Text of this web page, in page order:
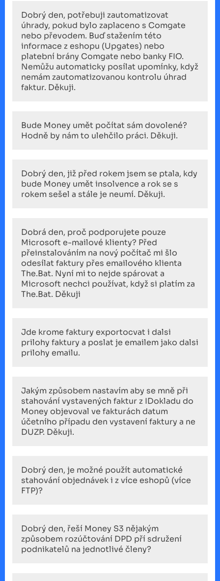
Dobrý den, potřebuji zautomatizovat
úhrady, pokud bylo zaplaceno s Comgate
nebo převodem. Buď stažením této
informace z eshopu (Upgates) nebo
platební brány Comgate nebo banky FIO.
Nemůžu automaticky posílat upomínky, když
nemám zautomatizovanou kontrolu úhrad
faktur. Děkuji.
Bude Money umět počítat sám dovolené?
Hodně by nám to ulehčilo práci. Děkuji.
Dobrý den, již před rokem jsem se ptala, kdy
bude Money umět insolvence a rok se s
rokem sešel a stále je neumí. Děkuji.
Dobrá den, proč podporujete pouze
Microsoft e-mailové klienty? Před
přeinstalováním na nový počítač mi šlo
odesílat faktury přes emailového klienta
The.Bat. Nyní mi to nejde spárovat a
Microsoft nechci používat, když si platím za
The.Bat. Děkuji
Jde krome faktury exportocvat i dalsi
prilohy faktury a poslat je emailem jako dalsi
prilohy emailu.
Jakým způsobem nastavím aby se mně při
stahování vystavených faktur z IDokladu do
Money objevoval ve fakturách datum
účetního případu den vystavení faktury a ne
DUZP. Děkuji.
Dobrý den, je možné použít automatické
stahování objednávek i z více eshopů (více
FTP)?
Dobrý den, řeší Money S3 nějakým
způsobem rozúčtování DPD pří sdružení
podnikatelů na jednotlivé členy?